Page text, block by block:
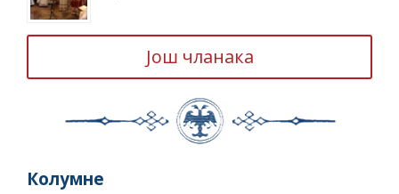
Још чланака
Колумне